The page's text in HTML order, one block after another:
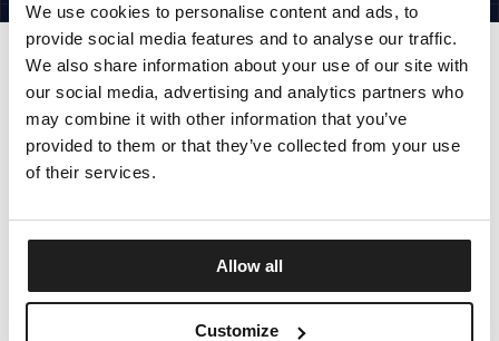
We use cookies to personalise content and ads, to
provide social media features and to analyse our traffic.
We also share information about your use of our site with
our social media, advertising and analytics partners who
may combine it with other information that you’ve
provided to them or that they’ve collected from your use
of their services.
Allow all
Customize
IDŹ DO GÓRY